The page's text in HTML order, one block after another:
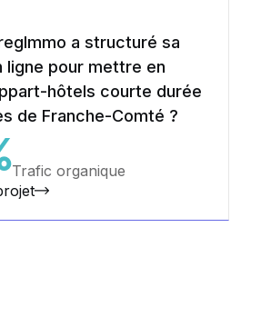
a structuré sa
ligne pour mettre en
hôtels courte durée
de Franche-Comté ?
Trafic organique